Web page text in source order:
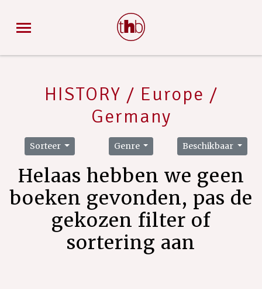
HISTORY / Europe /
Germany
Sorteer Genre Beschikbaar
Helaas hebben we geen
boeken gevonden, pas de
gekozen filter of
sortering aan